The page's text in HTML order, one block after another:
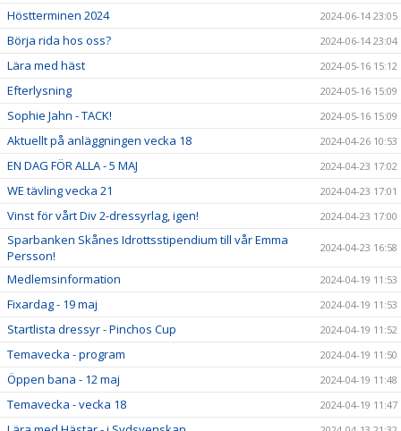
Höstterminen 2024 2024-06-14 23:05
Börja rida hos oss? 2024-06-14 23:04
Lära med häst 2024-05-16 15:12
Efterlysning 2024-05-16 15:09
Sophie Jahn - TACK! 2024-05-16 15:09
Aktuellt på anläggningen vecka 18 2024-04-26 10:53
EN DAG FÖR ALLA - 5 MAJ 2024-04-23 17:02
WE tävling vecka 21 2024-04-23 17:01
Vinst för vårt Div 2-dressyrlag, igen! 2024-04-23 17:00
Sparbanken Skånes Idrottsstipendium till vår Emma
Persson!
2024-04-23 16:58
Medlemsinformation 2024-04-19 11:53
Fixardag - 19 maj 2024-04-19 11:53
Startlista dressyr - Pinchos Cup 2024-04-19 11:52
Temavecka - program 2024-04-19 11:50
Öppen bana - 12 maj 2024-04-19 11:48
Temavecka - vecka 18 2024-04-19 11:47